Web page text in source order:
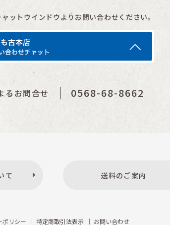
ットウインドウよりお問い合わせください。
るお問合せ 0568-68-8662
て 送料のご案内
ポリシー 特定商取引法表示 お問い合わせ